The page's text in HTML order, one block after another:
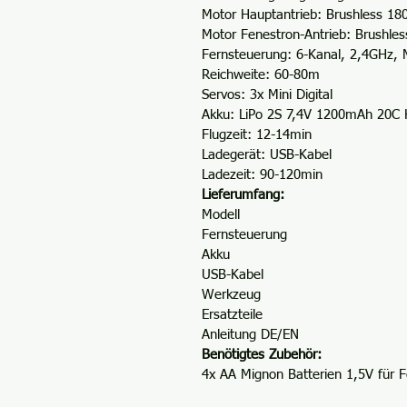
Motor Hauptantrieb: Brushless
Motor Fenestron-Antrieb:
Fernsteuerung: 6-Kanal, 2,4GHz,
Reichweite: 60-80m
Servos: 3x Mini Digital
Akku: LiPo 2S 7,4V 1200mAh
Flugzeit: 12-14min
Ladegerät: USB-Kabel
Ladezeit: 90-120min
Lieferumfang:
Modell
Fernsteuerung
Akku
USB-Kabel
Werkzeug
Ersatzteile
Anleitung DE/EN
Benötigtes Zubehör:
4x AA Mignon Batterien 1,5V für